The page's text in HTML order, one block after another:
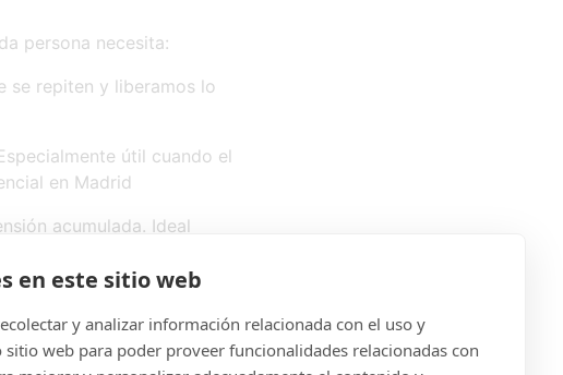
persona necesita:
se repiten y liberamos lo
útil cuando el
en Madrid
acumulada. Ideal
con tu voz
en este sitio web
y analizar información relacionada con el uso y
sitio web para poder proveer funcionalidades relacionadas con